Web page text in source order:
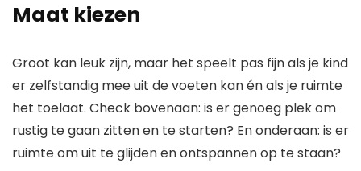
Maat kiezen
Groot kan leuk zijn, maar het speelt pas fijn als je kind
er zelfstandig mee uit de voeten kan én als je ruimte
het toelaat. Check bovenaan: is er genoeg plek om
rustig te gaan zitten en te starten? En onderaan: is er
ruimte om uit te glijden en ontspannen op te staan?